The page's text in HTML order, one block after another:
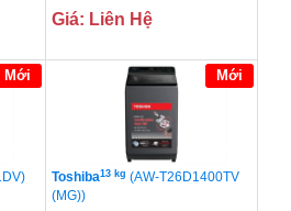
Giá: Liên Hệ
Mới Mới
Toshiba13 kg (AW-T26D1400TV
(MG))